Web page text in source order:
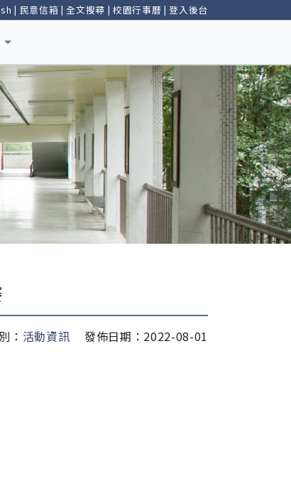
| 民意信箱 |全文搜尋 | 校園行事曆 |登入後台
： 活動資訊
發佈日期：2022-08-01